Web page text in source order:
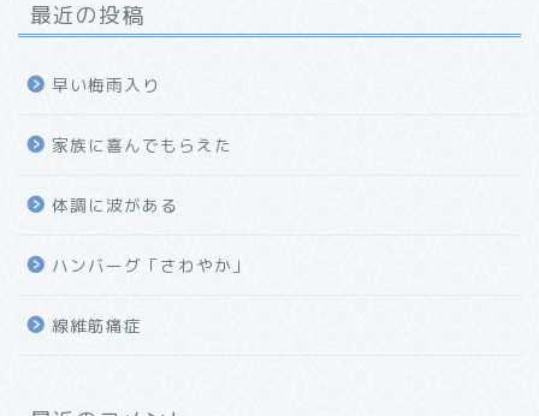
最近の投稿
早い梅雨入り
家族に喜んでもらえた
体調に波がある
ハンバーグ「さわやか」
線維筋痛症